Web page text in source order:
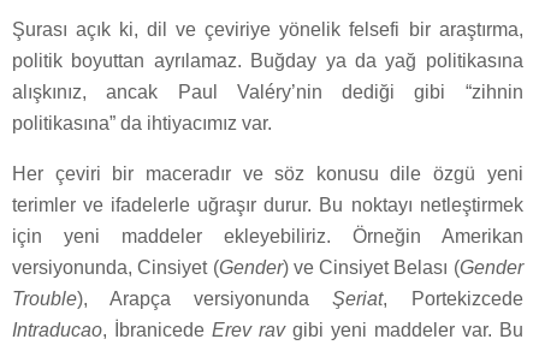
Şurası açık ki, dil ve çeviriye yönelik felsefi bir araştırma,
politik boyuttan ayrılamaz. Buğday ya da yağ politikasına
alışkınız, ancak Paul Valéry’nin dediği gibi “zihnin
politikasına” da ihtiyacımız var.
Her çeviri bir maceradır ve söz konusu dile özgü yeni
terimler ve ifadelerle uğraşır durur. Bu noktayı netleştirmek
için yeni maddeler ekleyebiliriz. Örneğin Amerikan
versiyonunda, Cinsiyet (Gender) ve Cinsiyet Belası (Gender
Trouble), Arapça versiyonundaŞeriat, Portekizcede
Intraducao, İbranicede Erev ravgibi yeni maddeler var. Bu